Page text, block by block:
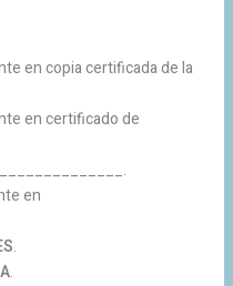
en copia certificada de la
en certificado de
en
.
.